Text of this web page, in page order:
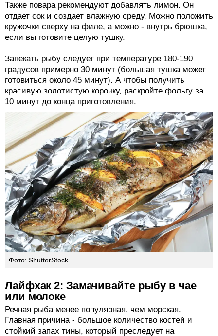
Также повара рекомендуют добавлять лимон. Он
отдает сок и создает влажную среду. Можно положить
кружочки сверху на филе, а можно - внутрь брюшка,
если вы готовите целую тушку.
Запекать рыбу следует при температуре 180-190
градусов примерно 30 минут (большая тушка может
готовиться около 45 минут). А чтобы получить
красивую золотистую корочку, раскройте фольгу за
10 минут до конца приготовления.
Фото: ShutterStock
Лайфхак 2: Замачивайте рыбу в чае
или молоке
Речная рыба менее популярная, чем морская.
Главная причина - большое количество костей и
стойкий запах тины, который преследует на